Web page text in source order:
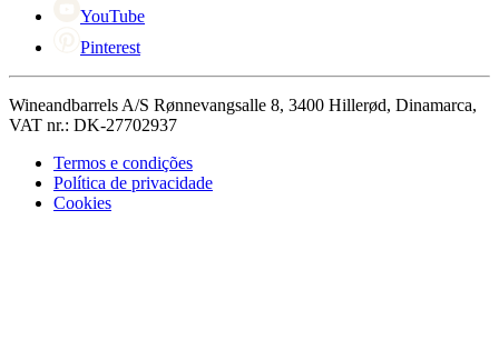
YouTube
Pinterest
Wineandbarrels A/S Rønnevangsalle 8, 3400 Hillerød, Dinamarca,
VAT nr.: DK-27702937
Termos e condições
Política de privacidade
Cookies